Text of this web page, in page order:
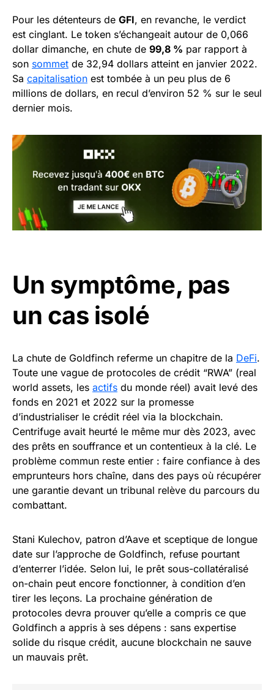
Pour les détenteurs de GFI, en revanche, le verdict
est cinglant. Le token s’échangeait autour de 0,066
dollar dimanche, en chute de 99,8 % par rapport à
son sommet de 32,94 dollars atteint en janvier 2022.
Sa capitalisation est tombée à un peu plus de 6
millions de dollars, en recul d’environ 52 % sur le seul
dernier mois.
Un symptôme, pas
un cas isolé
La chute de Goldfinch referme un chapitre de la DeFi.
Toute une vague de protocoles de crédit “RWA” (real
world assets, les actifs du monde réel) avait levé des
fonds en 2021 et 2022 sur la promesse
d’industrialiser le crédit réel via la blockchain.
Centrifuge avait heurté le même mur dès 2023, avec
des prêts en souffrance et un contentieux à la clé. Le
problème commun reste entier : faire confiance à des
emprunteurs hors chaîne, dans des pays où récupérer
une garantie devant un tribunal relève du parcours du
combattant.
Stani Kulechov, patron d’Aave et sceptique de longue
date sur l’approche de Goldfinch, refuse pourtant
d’enterrer l’idée. Selon lui, le prêt sous-collatéralisé
on-chain peut encore fonctionner, à condition d’en
tirer les leçons. La prochaine génération de
protocoles devra prouver qu’elle a compris ce que
Goldfinch a appris à ses dépens : sans expertise
solide du risque crédit, aucune blockchain ne sauve
un mauvais prêt.